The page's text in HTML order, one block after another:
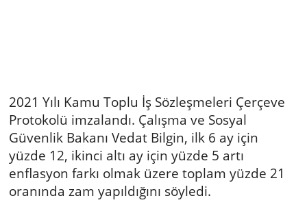
2021 Yılı Kamu Toplu İş Sözleşmeleri Çerçeve
Protokolü imzalandı. Çalışma ve Sosyal
Güvenlik Bakanı Vedat Bilgin, ilk 6 ay için
yüzde 12, ikinci altı ay için yüzde 5 artı
enflasyon farkı olmak üzere toplam yüzde 21
oranında zam yapıldığını söyledi.